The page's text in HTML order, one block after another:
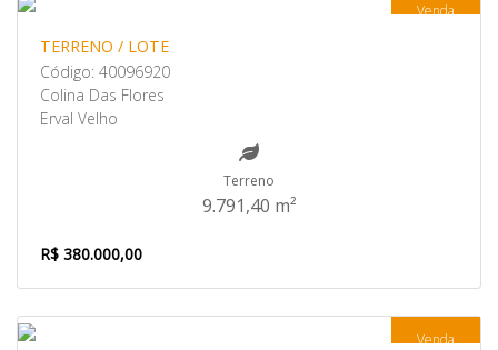
Venda
TERRENO / LOTE
Código: 40096920
Colina Das Flores
Erval Velho
Terreno
9.791,40 m²
R$ 380.000,00
Venda